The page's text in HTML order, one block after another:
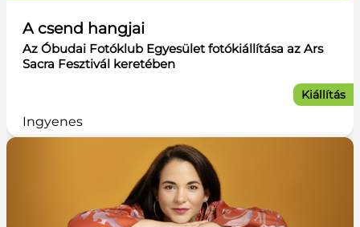
A csend hangjai
Az Óbudai Fotóklub Egyesület fotókiállítása az Ars
Sacra Fesztivál keretében
Ingyenes
Kiállítás